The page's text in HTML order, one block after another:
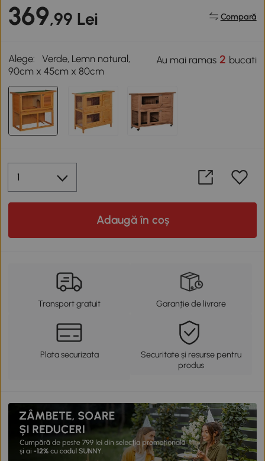
369,99 Lei Compară
Alege:
Verde, Lemn natural,
90cm x 45cm x 80cm
Au mai ramas2 bucati
Adaugă în coș
Transport gratuit Garanție de livrare
Plata securizata
Securitate și resurse pentru
produs